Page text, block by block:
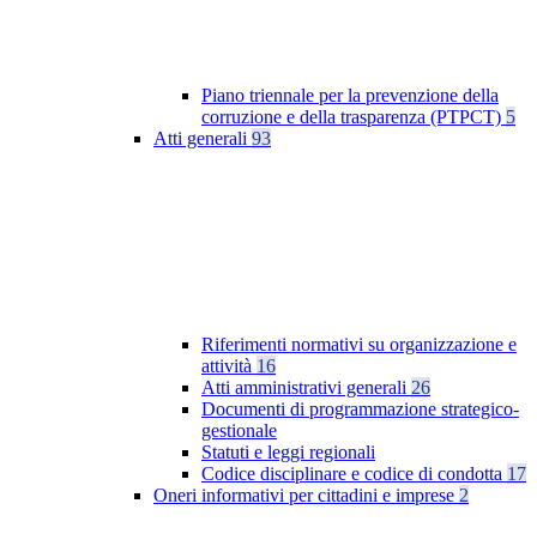
Piano triennale per la prevenzione della
corruzione e della trasparenza (PTPCT) 5
Atti generali 93
Riferimenti normativi su organizzazione e
attività 16
Atti amministrativi generali 26
Documenti di programmazione strategico-
gestionale
Statuti e leggi regionali
Codice disciplinare e codice di condotta 17
Oneri informativi per cittadini e imprese 2